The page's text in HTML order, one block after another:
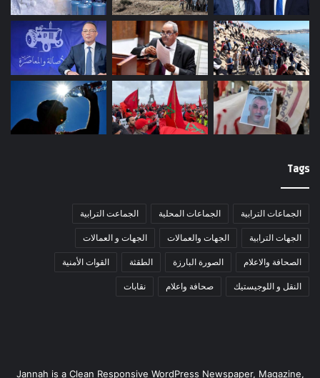
Tags
الجماعات الترابية الجماعات المحلية الجماعت الترابية
الجهات الترابية الجهات والعمالات الجهات و العمالات
الصحافة والاعلام الصورة البارزة الطقثة القوات الأمنية
النقل و اللوجيستيك صحافة واعلام نقابات
Jannah is a Clean Responsive WordPress Newspaper, Magazine,